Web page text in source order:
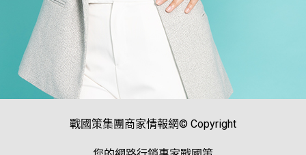
戰國策集團商家情報網© Copyright